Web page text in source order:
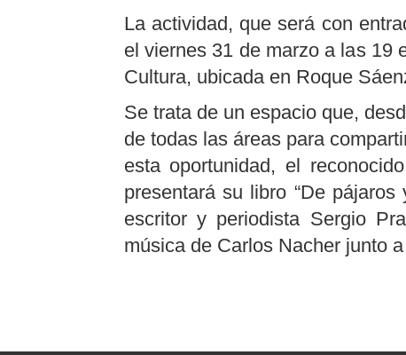
La actividad, que será con
el viernes 31 de marzo a las 19
Cultura, ubicada en Roque
Se trata de un espacio que,
de todas las áreas para
esta oportunidad, el
presentará su libro “De
escritor y periodista Sergio
música de Carlos Nacher junto